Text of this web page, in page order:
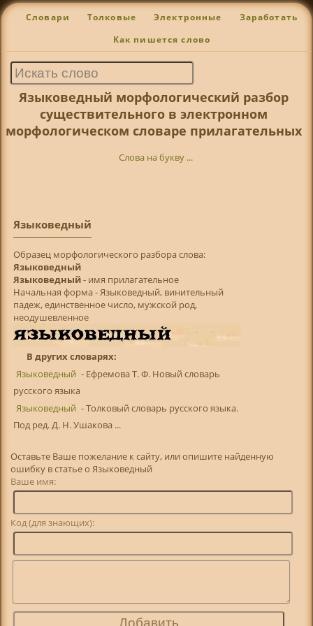
Словари Толковые Электронные Заработать
Как пишется слово
Языковедный морфологический разбор
существительного в электронном
морфологическом словаре прилагательных
Слова на букву ...
Языковедный
Образец морфологического разбора слова:
Языковедный
Языковедный- имя прилагательное
Начальная форма - Языковедный, винительный
падеж, единственное число, мужской род,
неодушевленное
В других словарях:
Языковедный - Ефремова Т. Ф. Новый словарь
русского языка
Языковедный - Толковый словарь русского языка.
Под ред. Д. Н. Ушакова ...
Оставьте Ваше пожелание к сайту, или опишите найденную
ошибку в статье о Языковедный
Ваше имя:
Код (для знающих):